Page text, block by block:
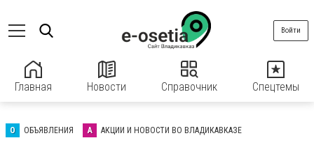
Главная Новости Справочник Спецтемы
Войти
О ОБЪЯВЛЕНИЯ А АКЦИИ И НОВОСТИ ВО ВЛАДИКАВКАЗЕ